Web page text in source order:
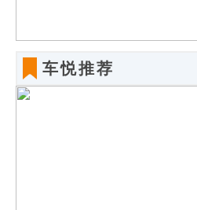
车悦推荐